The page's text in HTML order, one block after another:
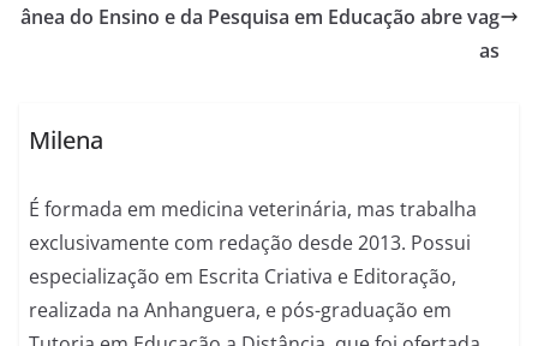
ânea do Ensino e da Pesquisa em Educação abre vag
as
Milena
É formada em medicina veterinária, mas trabalha
exclusivamente com redação desde 2013. Possui
especialização em Escrita Criativa e Editoração,
realizada na Anhanguera, e pós-graduação em